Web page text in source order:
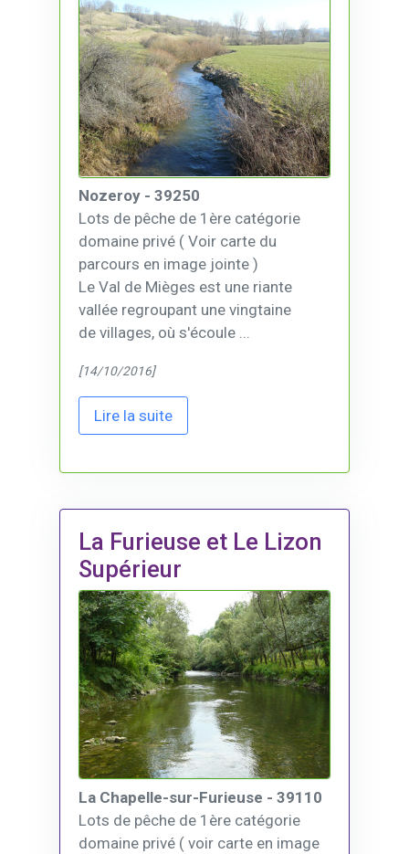
Nozeroy - 39250
Lots de pêche de 1ère catégorie
domaine privé ( Voir carte du
parcours en image jointe )
Le Val de Mièges est une riante
vallée regroupant une vingtaine
de villages, où s'écoule ...
[14/10/2016]
Lire la suite
La Furieuse et Le Lizon
Supérieur
La Chapelle-sur-Furieuse - 39110
Lots de pêche de 1ère catégorie
domaine privé ( voir carte en image